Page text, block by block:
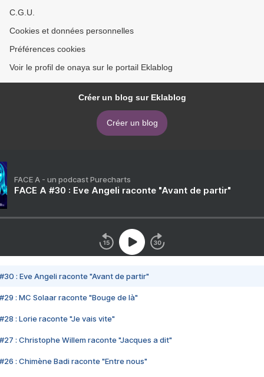
C.G.U.
Cookies et données personnelles
Préférences cookies
Voir le profil de onaya sur le portail Eklablog
Créer un blog sur Eklablog
Créer un blog
FACE A - un podcast Purecharts
FACE A #30 : Eve Angeli raconte "Avant de partir"
#30 : Eve Angeli raconte "Avant de partir"
#29 : MC Solaar raconte "Bouge de là"
#28 : Lorie raconte "Je vais vite"
#27 : Christophe Willem raconte "Jacques a dit"
#26 : Chimène Badi raconte "Entre nous"